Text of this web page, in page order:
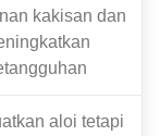
kakisan dan
aloi tetapi